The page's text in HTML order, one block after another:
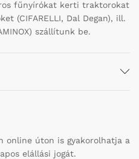
fűnyírókat kerti traktorokat
(CIFARELLI, Dal Degan), ill.
szállítunk be.
online úton is gyakorolhatja a
elállási jogát.